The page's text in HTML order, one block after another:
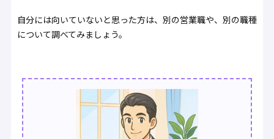
自分には向いていないと思った方は、別の営業職や、別の職種
について調べてみましょう。